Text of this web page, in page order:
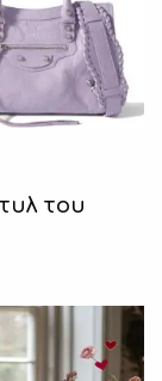
του